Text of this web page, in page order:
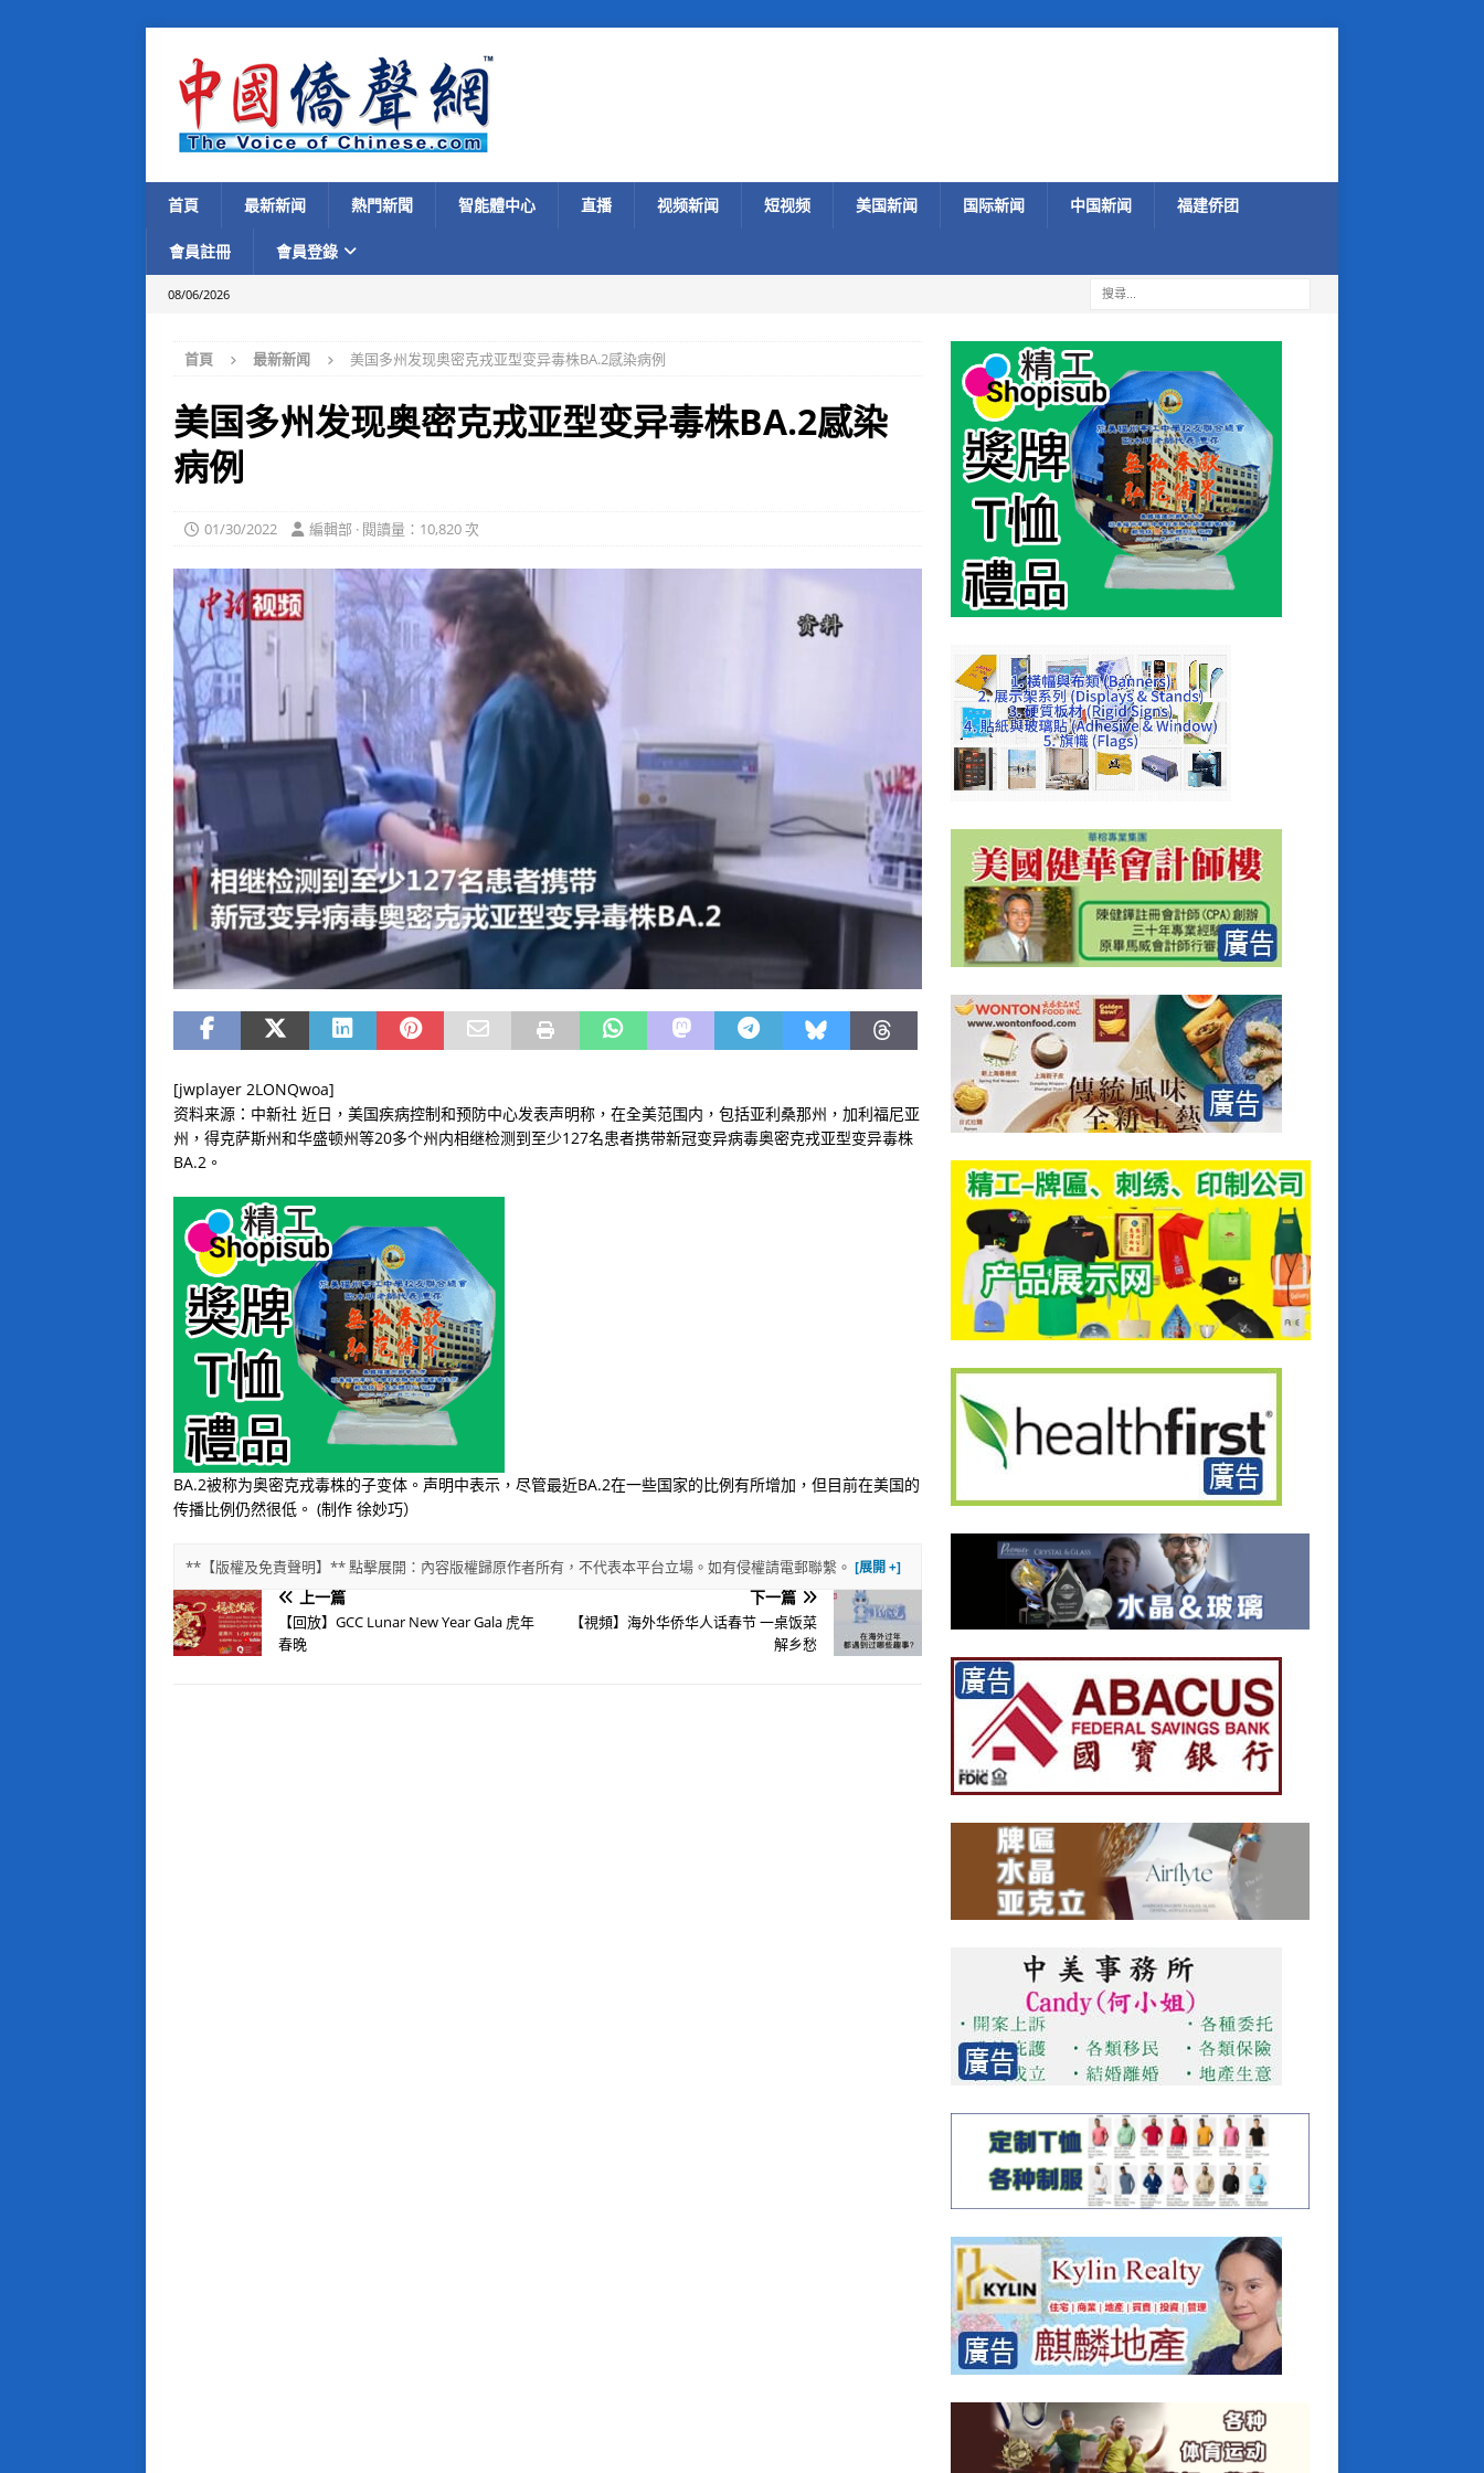
首頁 最新新闻 熱門新聞 智能體中心 直播 视频新闻 短视频 美国新闻 国际新闻 中国新闻 福建侨团
會員註冊 會員登錄
08/06/2026
首頁 最新新闻 美国多州发现奥密克戎亚型变异毒株BA.2感染病例
美国多州发现奥密克戎亚型变异毒株BA.2感染
病例
01/30/2022 編輯部 · 閱讀量：10,820 次
[jwplayer 2LONQwoa]
资料来源：中新社 近日，美国疾病控制和预防中心发表声明称，在全美范围内，包括亚利桑那州，加利福尼亚
州，得克萨斯州和华盛顿州等20多个州内相继检测到至少127名患者携带新冠变异病毒奥密克戎亚型变异毒株
BA.2 。
BA.2被称为奥密克戎毒株的子变体。声明中表示，尽管最近BA.2在一些国家的比例有所增加，但目前在美国的
传播比例仍然很低。 (制作 徐妙巧）
**【版權及免責聲明】** 點擊展開：內容版權歸原作者所有，不代表本平台立場。如有侵權請電郵聯繫。
上一篇
【回放】GCC Lunar New Year Gala 虎年
春晚
下一篇
【視頻】海外华侨华人话春节 一桌饭菜
解乡愁